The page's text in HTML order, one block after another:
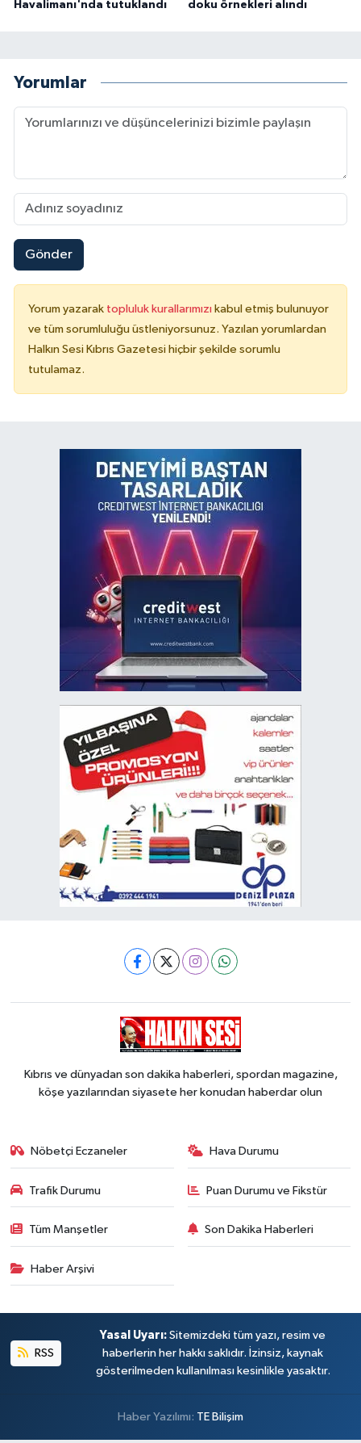
Havalimanı'nda tutuklandı
doku örnekleri alındı
Yorumlar
Gönder
Yorum yazarak topluluk kurallarımızı kabul etmiş bulunuyor
ve tüm sorumluluğu üstleniyorsunuz. Yazılan yorumlardan
Halkın Sesi Kıbrıs Gazetesi hiçbir şekilde sorumlu
tutulamaz.
Kıbrıs ve dünyadan son dakika haberleri, spordan magazine,
köşe yazılarından siyasete her konudan haberdar olun
Nöbetçi Eczaneler Hava Durumu
Trafik Durumu Puan Durumu ve Fikstür
Tüm Manşetler Son Dakika Haberleri
Haber Arşivi
RSS
Yasal Uyarı: Sitemizdeki tüm yazı, resim ve
haberlerin her hakkı saklıdır. İzinsiz, kaynak
gösterilmeden kullanılması kesinlikle yasaktır.
Haber Yazılımı: TE Bilişim